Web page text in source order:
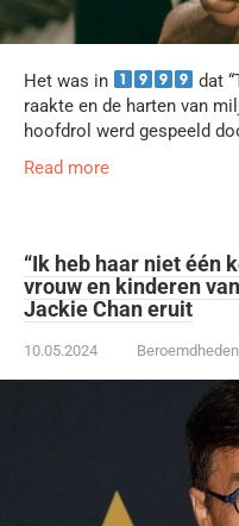
Het was in
dat
raakte en de harten van
hoofdrol werd gespeeld
Read more
“Ik heb haar niet één
vrouw en kinderen
Jackie Chan eruit
10.05.2024 Beroemdheden